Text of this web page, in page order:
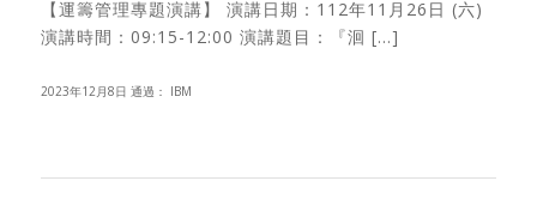
【運籌管理專題演講】 演講日期：112年11月26日 (六)
演講時間：09:15-12:00 演講題目：『洄 […]
2023年12月8日 通過： IBM